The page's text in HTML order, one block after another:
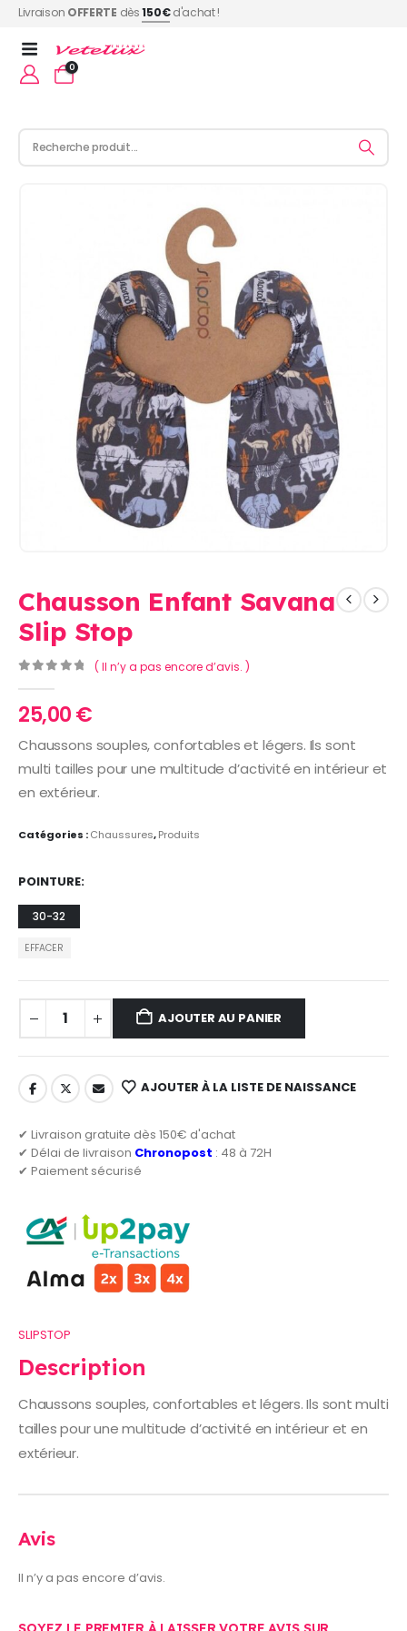
Livraison OFFERTE dès150€d'achat !
0
Chausson Enfant Savana
Slip Stop
( Il n’y a pas encore d’avis. )
25,00€
Chaussons souples, confortables et légers. Ils sont
multi tailles pour une multitude d’activité en intérieur et
en extérieur.
Catégories :Chaussures,Produits
POINTURE
30-32
EFFACER
AJOUTER AU PANIER
AJOUTER À LA LISTE DE NAISSANCE
✔ Livraison gratuite dès 150€ d'achat
✔ Délai de livraison Chronopost : 48 à 72H
✔ Paiement sécurisé
SLIPSTOP
Description
Chaussons souples, confortables et légers. Ils sont multi
tailles pour une multitude d’activité en intérieur et en
extérieur.
Avis
Il n’y a pas encore d’avis.